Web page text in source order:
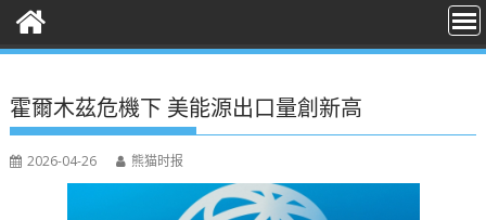
t
霍爾木茲危機下 美能源出口量創新高
2026-04-26 熊猫时报